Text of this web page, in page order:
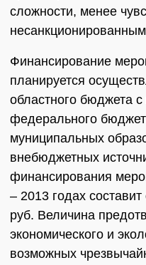
сложности, менее
Финансирование
планируется
областного бюджета
федерального
муниципальных
внебюджетных
финансирования
– 2013 годах
руб. Величина
экономического и
возможных